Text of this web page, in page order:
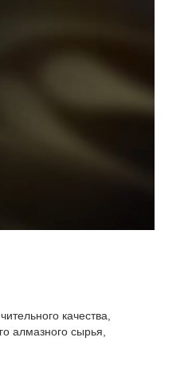
качества,
алмазного сырья,